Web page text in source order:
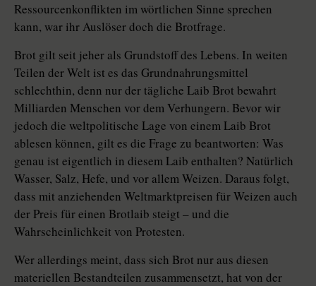
Ressourcenkonflikten im wörtlichen Sinne sprechen
kann, war ihr Auslöser doch die Brotfrage.
Brot gilt seit jeher als Grundstoff des Lebens. In weiten
Teilen der Welt ist es das Grundnahrungsmittel
schlechthin, denn nur der tägliche Laib Brot bewahrt
Milliarden Menschen vor dem Verhungern. Bevor wir
jedoch die weltpolitische Lage von einem Laib Brot
ablesen können, gilt es die Frage zu beantworten: Was
genau ist eigentlich in diesem Laib enthalten? Natürlich
Wasser, Salz, Hefe, und vor allem Weizen. Daraus folgt,
dass mit anziehenden Weltmarktpreisen für Weizen auch
der Preis für einen Brotlaib steigt – und die
Wahrscheinlichkeit von Protesten.
Wer allerdings meint, dass sich Brot nur aus diesen
materiellen Bestandteilen zusammensetzt, hat von der